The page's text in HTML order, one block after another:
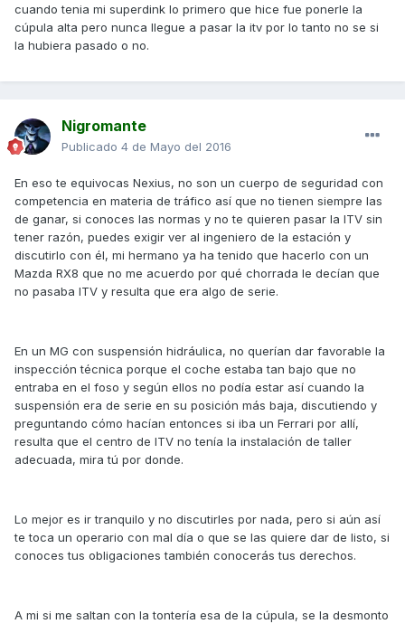
cuando tenia mi superdink lo primero que hice fue ponerle la
cúpula alta pero nunca llegue a pasar la itv por lo tanto no se si
la hubiera pasado o no.
Nigromante
Publicado 4 de Mayo del 2016
En eso te equivocas Nexius, no son un cuerpo de seguridad con
competencia en materia de tráfico así que no tienen siempre las
de ganar, si conoces las normas y no te quieren pasar la ITV sin
tener razón, puedes exigir ver al ingeniero de la estación y
discutirlo con él, mi hermano ya ha tenido que hacerlo con un
Mazda RX8 que no me acuerdo por qué chorrada le decían que
no pasaba ITV y resulta que era algo de serie.
En un MG con suspensión hidráulica, no querían dar favorable la
inspección técnica porque el coche estaba tan bajo que no
entraba en el foso y según ellos no podía estar así cuando la
suspensión era de serie en su posición más baja, discutiendo y
preguntando cómo hacían entonces si iba un Ferrari por allí,
resulta que el centro de ITV no tenía la instalación de taller
adecuada, mira tú por donde.
Lo mejor es ir tranquilo y no discutirles por nada, pero si aún así
te toca un operario con mal día o que se las quiere dar de listo, si
conoces tus obligaciones también conocerás tus derechos.
A mi si me saltan con la tontería esa de la cúpula, se la desmonto